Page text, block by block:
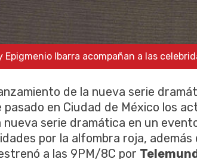
Epigmenio Ibarra acompañan a las
de la nueva serie
pasado en Ciudad de México los
nueva serie dramática en un
por la alfombra roja,
a las 9PM/8C por